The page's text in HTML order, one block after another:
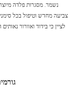
נשמר. מסגרות פלדה
צביעה מחדש וטיפול בכל
לציין כי בידוד ואוורור